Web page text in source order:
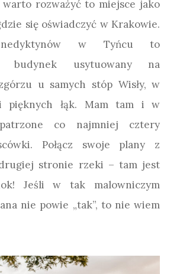
warto rozważyć to miejsce jako
się oświadczyć w Krakowie.
w Tyńcu to
budynek usytuowany na
u samych stóp Wisły, w
pięknych łąk. Mam tam i w
co najmniej cztery
Połącz swoje plany z
stronie rzeki – tam jest
Jeśli w tak malowniczym
nie powie „tak”, to nie wiem